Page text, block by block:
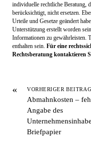
individuelle rechtliche Beratung,
berücksichtigt, nicht ersetzen.
Urteile und Gesetze geändert
Unterstützung erstellt worden
Informationen zu gewährleisten.
enthalten sein. Für eine
Rechtsberatung kontaktieren
« VORHERIGER BEITRAG
Abmahnkosten –
Angabe des
Briefpapier